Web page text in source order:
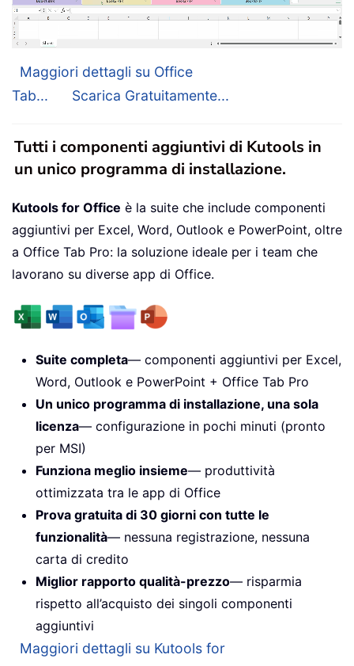
Maggiori dettagli su Office
Tab...
Scarica Gratuitamente...
Tutti i componenti aggiuntivi di Kutools in
un unico programma di installazione.
Kutools for Office è la suite che include componenti
aggiuntivi per Excel, Word, Outlook e PowerPoint, oltre
a Office Tab Pro: la soluzione ideale per i team che
lavorano su diverse app di Office.
Suite completa— componenti aggiuntivi per Excel,
Word, Outlook e PowerPoint + Office Tab Pro
Un unico programma di installazione, una sola
licenza— configurazione in pochi minuti (pronto
per MSI)
Funziona meglio insieme— produttività
ottimizzata tra le app di Office
Prova gratuita di 30 giorni con tutte le
funzionalità— nessuna registrazione, nessuna
carta di credito
Miglior rapporto qualità-prezzo— risparmia
rispetto all’acquisto dei singoli componenti
aggiuntivi
Maggiori dettagli su Kutools for